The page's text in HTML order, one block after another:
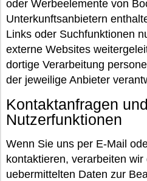
oder Werbeelemente von
Unterkunftsanbietern
Links oder Suchfunktionen
externe Websites
dortige Verarbeitung
der jeweilige Anbieter
Kontaktanfragen und
Nutzerfunktionen
Wenn Sie uns per E-Mail
kontaktieren, verarbeiten wir
uebermittelten Daten zur